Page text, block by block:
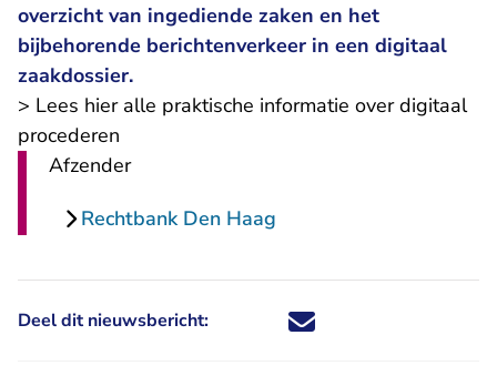
overzicht van ingediende zaken en het
bijbehorende berichtenverkeer in een digitaal
zaakdossier.
> Lees hier alle praktische informatie over digitaal
procederen
Afzender
Rechtbank Den Haag
Deel dit nieuwsbericht: Deel dit nieuwsbericht via X -
Deel dit nieuwsbericht via
Deel dit nieuwsbericht
Deel dit